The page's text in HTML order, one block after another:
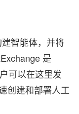
智能体，并将
是
可以在这里发
创建和部署人工